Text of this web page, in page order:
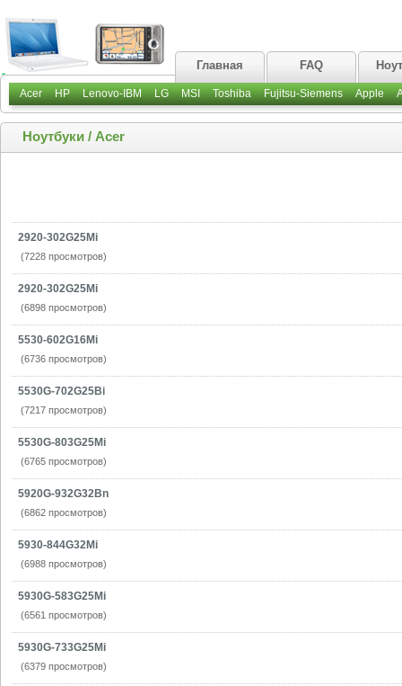
Главная FAQ
Acer HP Lenovo-IBM LG MSI Toshiba Fujitsu-Siemens Apple
Ноутбуки / Acer
2920-302G25Mi
(7228 просмотров)
2920-302G25Mi
(6898 просмотров)
5530-602G16Mi
(6736 просмотров)
5530G-702G25Bi
(7217 просмотров)
5530G-803G25Mi
(6765 просмотров)
5920G-932G32Bn
(6862 просмотров)
5930-844G32Mi
(6988 просмотров)
5930G-583G25Mi
(6561 просмотров)
5930G-733G25Mi
(6379 просмотров)